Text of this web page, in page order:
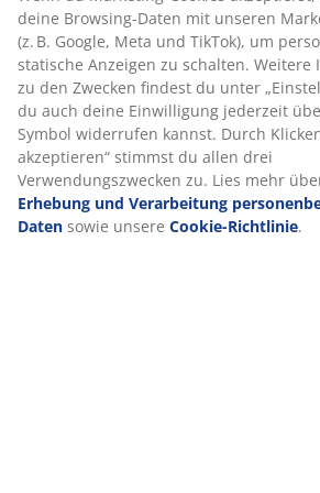
Produkteigenschaften
Bewertungen
(0)
deine Browsing-Daten mit unseren
(z. B. Google, Meta und TikTok), um
statische Anzeigen zu schalten. Weitere
zu den Zwecken findest du unter
du auch deine Einwilligung jederzeit
Symbol widerrufen kannst. Durch
akzeptieren“ stimmst du allen drei
Verwendungszwecken zu. Lies mehr
Erhebung und Verarbeitung
Daten sowie unsere Cookie-Richtlinie.